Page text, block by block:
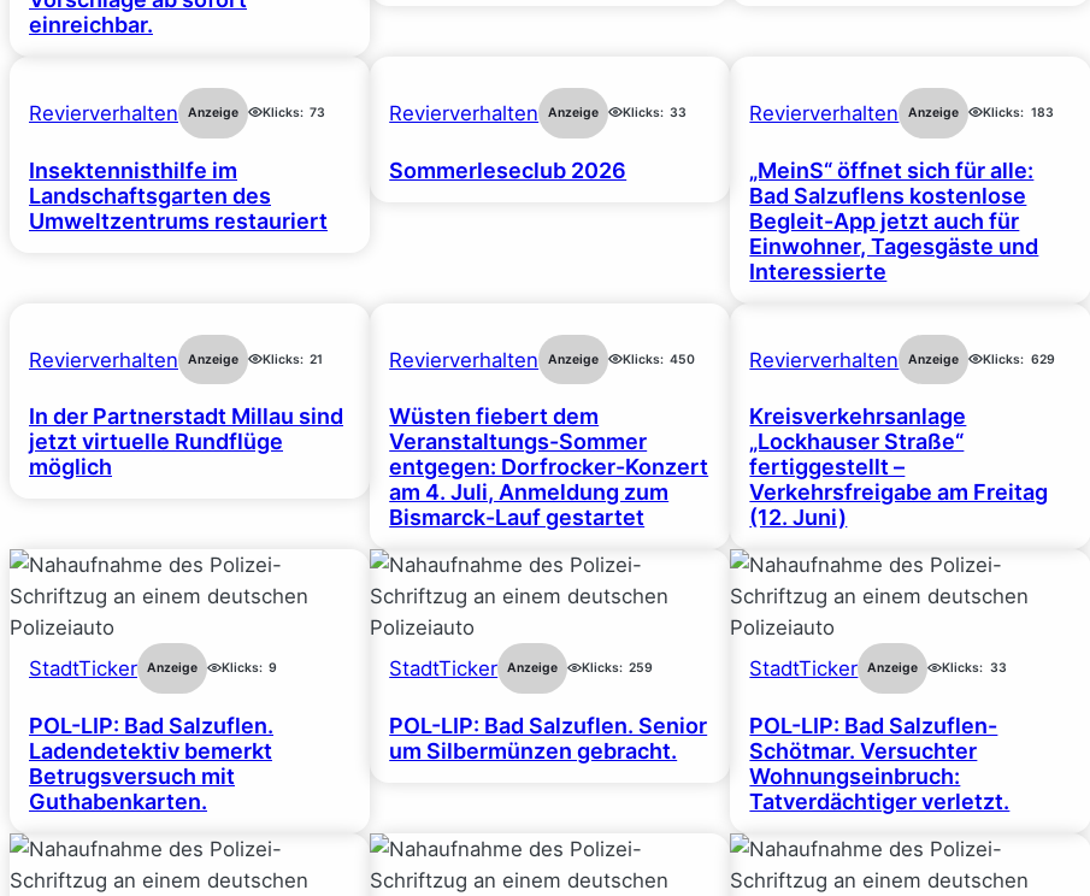
einreichbar.
Revierverhalten Anzeige Klicks: 73
Insektennisthilfe im
Landschaftsgarten des
Umweltzentrums restauriert
Revierverhalten Anzeige Klicks: 33
Sommerleseclub 2026
Revierverhalten Anzeige Klicks: 183
„MeinS“ öffnet sich für alle:
Bad Salzuflens kostenlose
Begleit-App jetzt auch für
Einwohner, Tagesgäste und
Interessierte
Revierverhalten Anzeige Klicks: 21
In der Partnerstadt Millau sind
jetzt virtuelle Rundflüge
möglich
Revierverhalten Anzeige Klicks: 450
Wüsten fiebert dem
Veranstaltungs-Sommer
entgegen: Dorfrocker-Konzert
am 4. Juli, Anmeldung zum
Bismarck-Lauf gestartet
Revierverhalten Anzeige Klicks: 629
Kreisverkehrsanlage
„Lockhauser Straße“
fertiggestellt –
Verkehrsfreigabe am Freitag
(12. Juni)
StadtTicker Anzeige Klicks: 9
POL-LIP: Bad Salzuflen.
Ladendetektiv bemerkt
Betrugsversuch mit
Guthabenkarten.
StadtTicker Anzeige Klicks: 259
POL-LIP: Bad Salzuflen. Senior
um Silbermünzen gebracht.
StadtTicker Anzeige Klicks: 33
POL-LIP: Bad Salzuflen-
Schötmar. Versuchter
Wohnungseinbruch:
Tatverdächtiger verletzt.